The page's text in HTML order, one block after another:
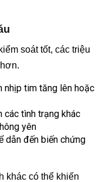
soát tốt, các triệu
nhịp tim tăng lên hoặc
các tình trạng khác
yên
dẫn đến biến chứng
khác có thể khiến